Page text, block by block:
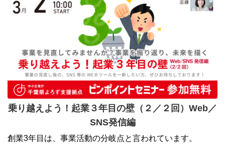
乗り越えよう！起業３年目の壁（２／２回）Web／
SNS発信編
創業3年目は、事業活動の分岐点と言われています。